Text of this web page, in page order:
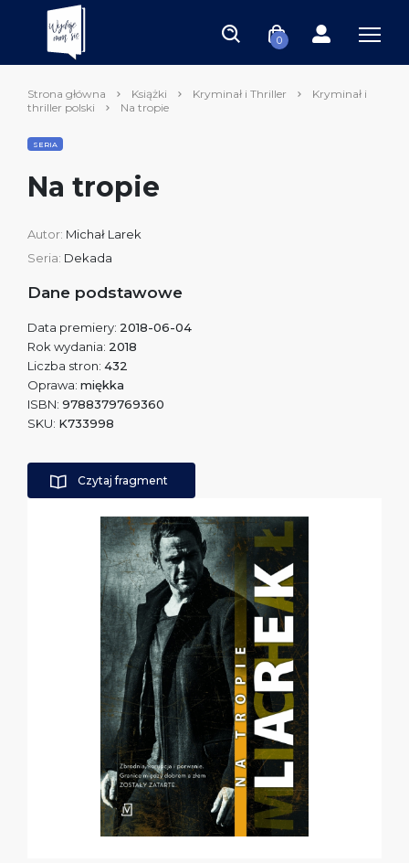
0
Strona główna Książki Kryminał i Thriller
Kryminał i
thriller polski
Na tropie
SERIA
Na tropie
Autor: Michał Larek
Seria: Dekada
Dane podstawowe
Data premiery: 2018-06-04
Rok wydania: 2018
Liczba stron: 432
Oprawa: miękka
ISBN: 9788379769360
SKU: K733998
Czytaj fragment